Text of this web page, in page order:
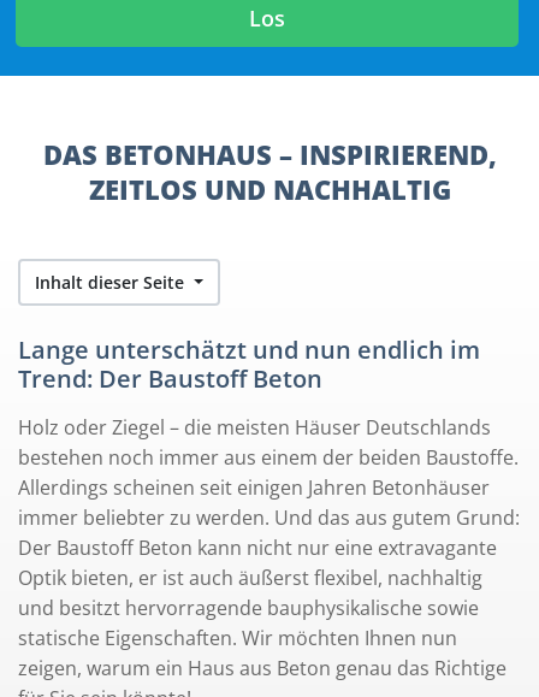
Los
DAS BETONHAUS – INSPIRIEREND,
ZEITLOS UND NACHHALTIG
Inhalt dieser Seite
Lange unterschätzt und nun endlich im
Trend: Der Baustoff Beton
Holz oder Ziegel – die meisten Häuser Deutschlands
bestehen noch immer aus einem der beiden Baustoffe.
Allerdings scheinen seit einigen Jahren Betonhäuser
immer beliebter zu werden. Und das aus gutem Grund:
Der Baustoff Beton kann nicht nur eine extravagante
Optik bieten, er ist auch äußerst flexibel, nachhaltig
und besitzt hervorragende bauphysikalische sowie
statische Eigenschaften. Wir möchten Ihnen nun
zeigen, warum ein Haus aus Beton genau das Richtige